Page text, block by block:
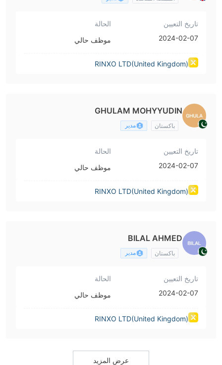
تاريخ التعيين
2024-02-07
الحالة
موظف حالي
RINXO LTD(United Kingdom)
GHULAM MOHYYUDIN
باكستان مدير
تاريخ التعيين
2024-02-07
الحالة
موظف حالي
RINXO LTD(United Kingdom)
BILAL AHMED
باكستان مدير
تاريخ التعيين
2024-02-07
الحالة
موظف حالي
RINXO LTD(United Kingdom)
عرض المزيد